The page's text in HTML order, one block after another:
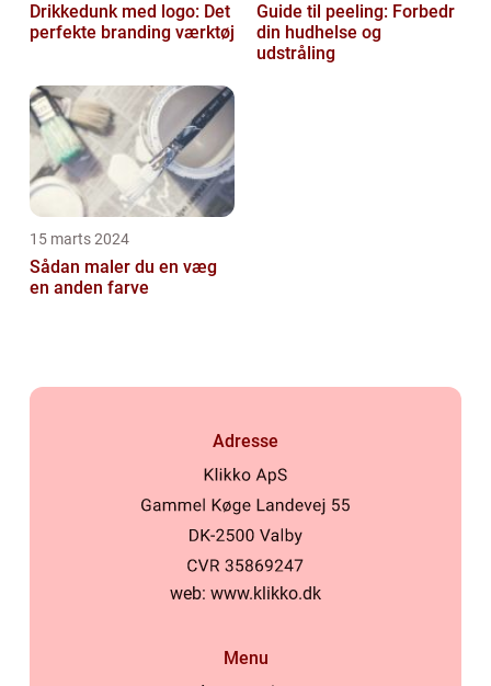
Drikkedunk med logo: Det
perfekte branding værktøj
Guide til peeling: Forbedr
din hudhelse og
udstråling
15 marts 2024
Sådan maler du en væg
en anden farve
Adresse
web: www.klikko.dk
Menu